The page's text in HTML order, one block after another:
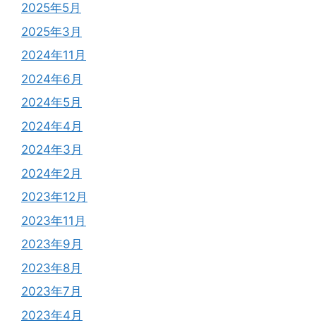
2025年5月
2025年3月
2024年11月
2024年6月
2024年5月
2024年4月
2024年3月
2024年2月
2023年12月
2023年11月
2023年9月
2023年8月
2023年7月
2023年4月